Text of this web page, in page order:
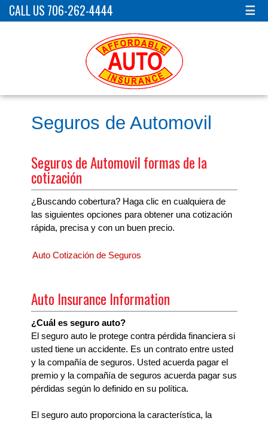
CALL US 706-262-4444 ☰
Seguros de Automovil
Seguros de Automovil formas de la
cotización
¿Buscando cobertura? Haga clic en cualquiera de
las siguientes opciones para obtener una cotización
rápida, precisa y con un buen precio.
Auto Cotización de Seguros
Auto Insurance Information
¿Cuál es seguro auto?
El seguro auto le protege contra pérdida financiera si
usted tiene un accidente. Es un contrato entre usted
y la compañía de seguros. Usted acuerda pagar el
premio y la compañía de seguros acuerda pagar sus
pérdidas según lo definido en su política.
El seguro auto proporciona la característica, la